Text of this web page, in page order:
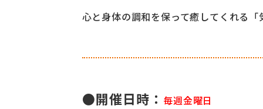
心と身体の調和を保って癒してくれる
●開催日時： 毎週金曜日